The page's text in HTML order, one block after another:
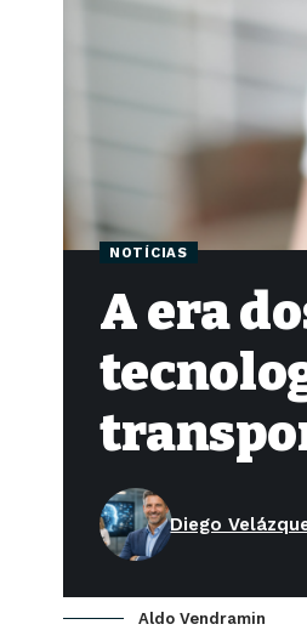
NOTÍCIAS
A era
Diego
Aldo Vendramin